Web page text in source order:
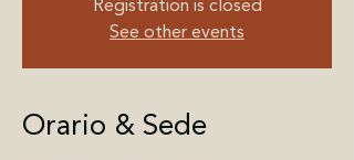
Registration is closed
See other events
Orario & Sede